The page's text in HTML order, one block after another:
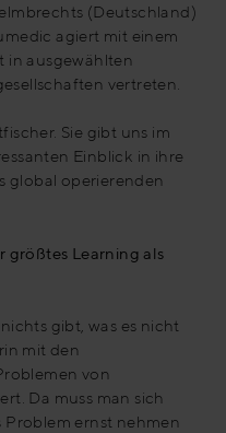
(Deutschland)
agiert mit einem
in ausgewählten
vertreten.
Sie gibt uns im
Einblick in ihre
global operierenden
größtes Learning als
gibt, was es nicht
mit den
von
Da muss man sich
ernst nehmen